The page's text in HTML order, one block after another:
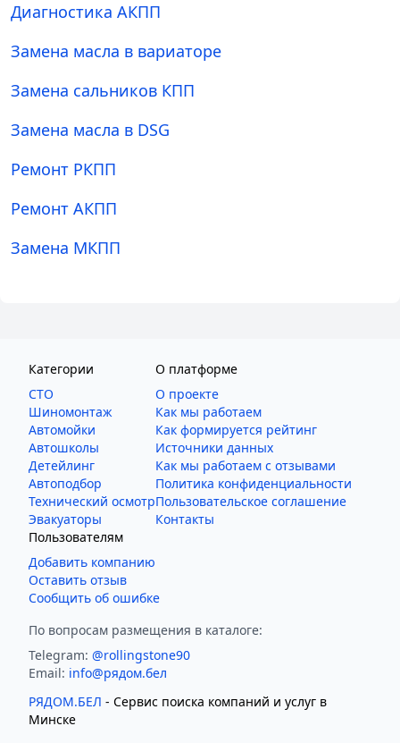
Диагностика АКПП
Замена масла в вариаторе
Замена сальников КПП
Замена масла в DSG
Ремонт РКПП
Ремонт АКПП
Замена МКПП
Категории
СТО
Шиномонтаж
Автомойки
Автошколы
Детейлинг
Автоподбор
Технический осмотр
Эвакуаторы
О платформе
О проекте
Как мы работаем
Как формируется рейтинг
Источники данных
Как мы работаем с отзывами
Политика конфиденциальности
Пользовательское соглашение
Контакты
Пользователям
Добавить компанию
Оставить отзыв
Сообщить об ошибке
По вопросам размещения в каталоге:
Telegram: @rollingstone90
Email: info@рядом.бел
РЯДОМ.БЕЛ - Cервис поиска компаний и услуг в
Минске